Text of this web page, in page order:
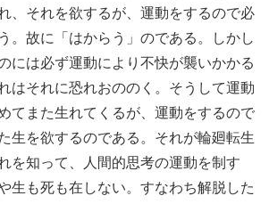
、それを欲するが、運動をするので必
。故に「はからう」のである。しかし
には必ず運動により不快が襲いかかる
はそれに恐れおののく。そうして運動
てまた生れてくるが、運動をするので
生を欲するのである。それが輪廻転生
を知って、人間的思考の運動を制す
生も死も在しない。すなわち解脱した